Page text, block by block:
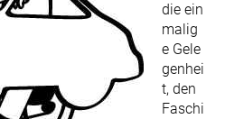
die ein
malig
e Gele
genhei
t, den
Faschi